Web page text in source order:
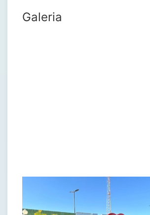
Galeria